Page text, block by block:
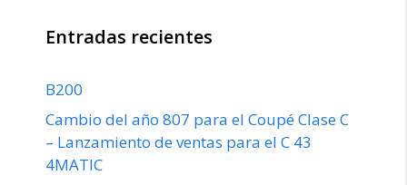
Entradas recientes
B200
Cambio del año 807 para el Coupé Clase C
– Lanzamiento de ventas para el C 43
4MATIC